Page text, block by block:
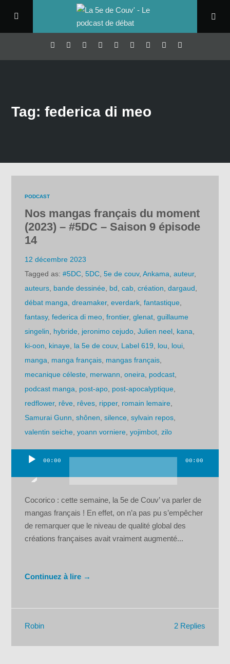
Tag: federica di meo
PODCAST
Nos mangas français du moment
(2023) – #5DC – Saison 9 épisode
14
12 décembre 2023
Tagged as:#5DC ,5DC ,5e de couv,Ankama ,auteur,
auteurs bande dessinée bd ,cab ,création ,dargaud
débat manga ,dreamaker,everdark ,fantastique
fantasy,federica di meo ,frontier,glenat ,guillaume
singelin
hybride jeronimo cejudo ,Julien neel kana
ki-oon
kinaye la 5e de couv, Label 619 lou loui
manga
manga français mangas français
mecanique céleste merwann ,oneira podcast
podcast manga
post-apo post-apocalyptique
redflower, rêve rêves ripper, romain lemaire
Samurai Gunn ,shônen ,silence ,sylvain repos
valentin seiche ,yoann vorniere ,yojimbot ,zilo
00:00 00:00
Cocorico : cette semaine, la 5e de Couv’ va parler de
mangas français ! En effet, on n’a pas pu s’empêcher
de remarquer que le niveau de qualité global des
créations françaises avait vraiment augmenté...
Continuez à lire →
2 Replies
Robin